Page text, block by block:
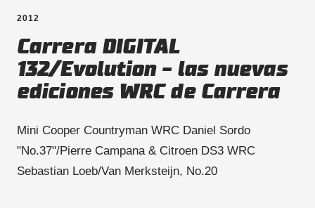
2012
Carrera DIGITAL
132/Evolution- las nuevas
ediciones WRC de Carrera
Mini Cooper Countryman WRC Daniel Sordo
"No.37"/Pierre Campana & Citroen DS3 WRC
Sebastian Loeb/Van Merksteijn, No.20